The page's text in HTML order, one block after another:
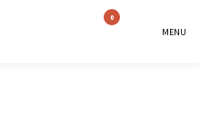
0
MENU